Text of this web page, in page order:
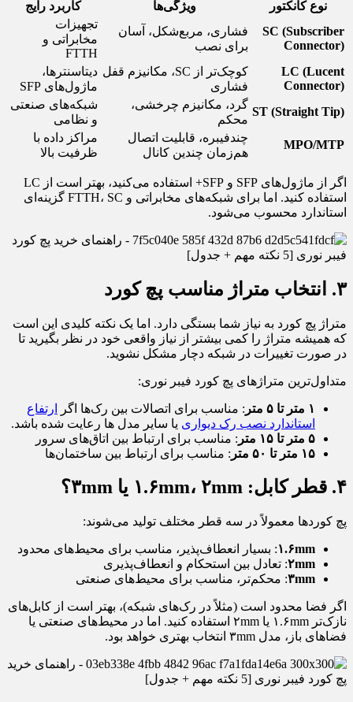
نوع کانکتور ویژگی‌ها
کاربرد رایج
SC (Subscriber
Connector)
فشاری، مربع‌شکل، آسان
برای نصب
تجهیزات
مخابراتی و
FTTH
LC (Lucent
Connector)
کوچک‌تر از SC، مکانیزم قفل
فشاری
دیتاسنترها،
ماژول‌های SFP
ST (Straight Tip)
گرد، مکانیزم چرخشی،
محکم
شبکه‌های صنعتی
و نظامی
MPO/MTP
چندفیبره، قابلیت اتصال
هم‌زمان چندین کانال
مراکز داده با
ظرفیت بالا
اگر از ماژول‌های SFP و SFP+ استفاده می‌کنید، بهتر است از LC
استفاده کنید. اما برای شبکه‌های مخابراتی و FTTH، SC گزینه‌ای
استاندارد محسوب می‌شود.
۳. انتخاب متراژ مناسب پچ کورد
متراژ پچ کورد به نیاز شما بستگی دارد. اما یک نکته کلیدی این است
که همیشه متراژ را کمی بیشتر از نیاز واقعی خود در نظر بگیرید تا
در صورت تغییرات در شبکه دچار مشکل نشوید.
متداول‌ترین متراژهای پچ کورد فیبر نوری:
۱ متر تا ۵ متر : مناسب برای اتصالات بین رک‌ها اگر
ارتفاع
استاندارد نصب رک دیواری یا سایر مدل ها رعایت شده باشد.
۵ متر تا ۱۵ متر
: مناسب برای ارتباط بین اتاق‌های سرور
۱۵ متر تا ۵۰ متر
: مناسب برای ارتباط بین ساختمان‌ها
۴. قطر کابل: ۱.۶mm، ۲mm یا ۳mm؟
پچ کوردها معمولاً در سه قطر مختلف تولید می‌شوند:
۱.۶mm: بسیار انعطاف‌پذیر، مناسب برای محیط‌های محدود
۲mm: تعادل بین استحکام و انعطاف‌پذیری
۳mm: محکم‌تر، مناسب برای محیط‌های صنعتی
اگر فضا محدود است (مثلاً در رک‌های شبکه)، بهتر است از کابل‌های
نازک‌تر ۱.۶mm یا ۲mm استفاده کنید. اما در محیط‌های صنعتی یا
فضاهای باز، مدل ۳mm انتخاب بهتری خواهد بود.